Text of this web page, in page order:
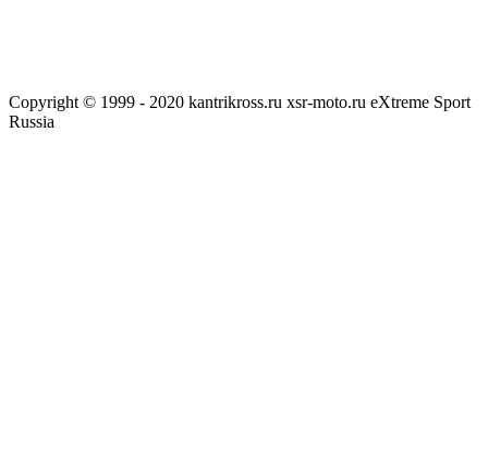
Copyright © 1999 - 2020 kantrikross.ru xsr-moto.ru eXtreme Sport
Russia